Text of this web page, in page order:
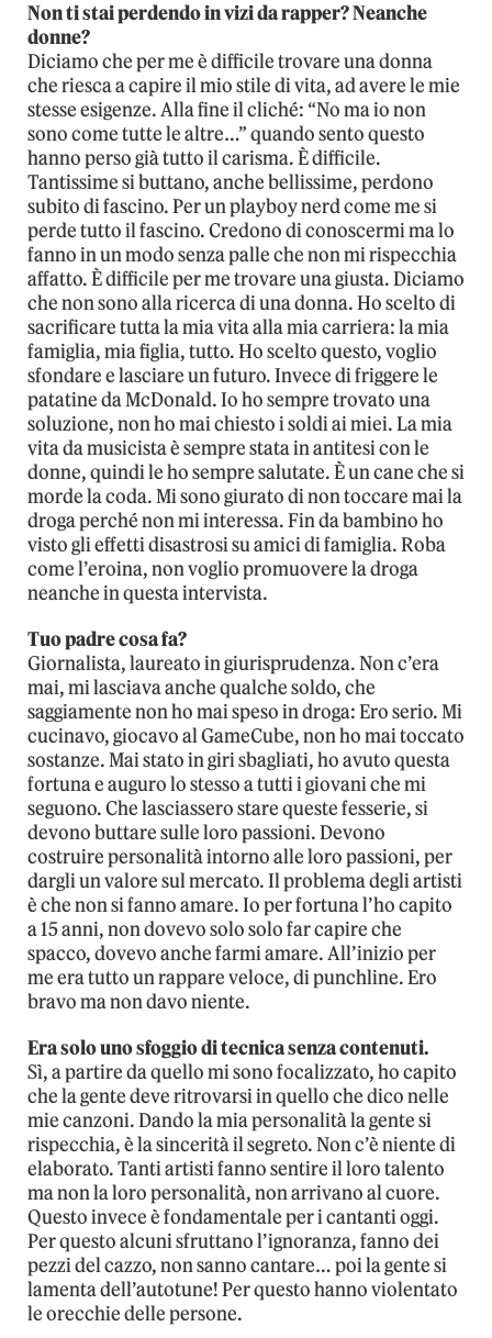
Non ti stai perdendo in vizi da rapper? Neanche
donne?
Diciamo che per me è difficile trovare una donna
che riesca a capire il mio stile di vita, ad avere le mie
stesse esigenze. Alla fine il cliché: “No ma io non
sono come tutte le altre…” quando sento questo
hanno perso già tutto il carisma. È difficile.
Tantissime si buttano, anche bellissime, perdono
subito di fascino. Per un playboy nerd come me si
perde tutto il fascino. Credono di conoscermi ma lo
fanno in un modo senza palle che non mi rispecchia
affatto. È difficile per me trovare una giusta. Diciamo
che non sono alla ricerca di una donna. Ho scelto di
sacrificare tutta la mia vita alla mia carriera: la mia
famiglia, mia figlia, tutto. Ho scelto questo, voglio
sfondare e lasciare un futuro. Invece di friggere le
patatine da McDonald. Io ho sempre trovato una
soluzione, non ho mai chiesto i soldi ai miei. La mia
vita da musicista è sempre stata in antitesi con le
donne, quindi le ho sempre salutate. È un cane che si
morde la coda. Mi sono giurato di non toccare mai la
droga perché non mi interessa. Fin da bambino ho
visto gli effetti disastrosi su amici di famiglia. Roba
come l’eroina, non voglio promuovere la droga
neanche in questa intervista.
Tuo padre cosa fa?
Giornalista, laureato in giurisprudenza. Non c’era
mai, mi lasciava anche qualche soldo, che
saggiamente non ho mai speso in droga: Ero serio. Mi
cucinavo, giocavo al GameCube, non ho mai toccato
sostanze. Mai stato in giri sbagliati, ho avuto questa
fortuna e auguro lo stesso a tutti i giovani che mi
seguono. Che lasciassero stare queste fesserie, si
devono buttare sulle loro passioni. Devono
costruire personalità intorno alle loro passioni, per
dargli un valore sul mercato. Il problema degli artisti
è che non si fanno amare. Io per fortuna l’ho capito
a 15 anni, non dovevo solo solo far capire che
spacco, dovevo anche farmi amare. All’inizio per
me era tutto un rappare veloce, di punchline. Ero
bravo ma non davo niente.
Era solo uno sfoggio di tecnica senza contenuti.
Sì, a partire da quello mi sono focalizzato, ho capito
che la gente deve ritrovarsi in quello che dico nelle
mie canzoni. Dando la mia personalità la gente si
rispecchia, è la sincerità il segreto. Non c’è niente di
elaborato. Tanti artisti fanno sentire il loro talento
ma non la loro personalità, non arrivano al cuore.
Questo invece è fondamentale per i cantanti oggi.
Per questo alcuni sfruttano l’ignoranza, fanno dei
pezzi del cazzo, non sanno cantare… poi la gente si
lamenta dell’autotune! Per questo hanno violentato
le orecchie delle persone.